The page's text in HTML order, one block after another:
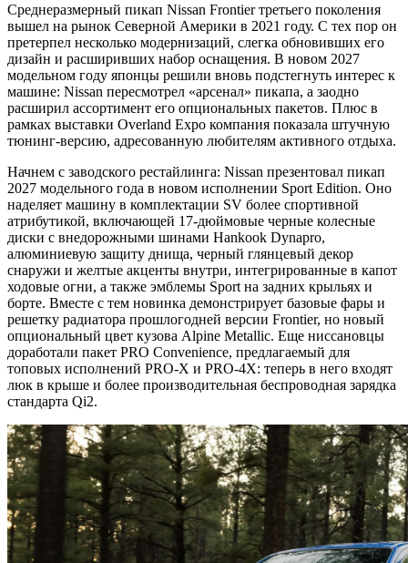
Среднеразмерный пикап Nissan Frontier третьего поколения
вышел на рынок Северной Америки в 2021 году. С тех пор он
претерпел несколько модернизаций, слегка обновивших его
дизайн и расширивших набор оснащения. В новом 2027
модельном году японцы решили вновь подстегнуть интерес к
машине: Nissan пересмотрел «арсенал» пикапа, а заодно
расширил ассортимент его опциональных пакетов. Плюс в
рамках выставки Overland Expo компания показала штучную
тюнинг-версию, адресованную любителям активного отдыха.
Начнем с заводского рестайлинга: Nissan презентовал пикап
2027 модельного года в новом исполнении Sport Edition. Оно
наделяет машину в комплектации SV более спортивной
атрибутикой, включающей 17-дюймовые черные колесные
диски с внедорожными шинами Hankook Dynapro,
алюминиевую защиту днища, черный глянцевый декор
снаружи и желтые акценты внутри, интегрированные в капот
ходовые огни, а также эмблемы Sport на задних крыльях и
борте. Вместе с тем новинка демонстрирует базовые фары и
решетку радиатора прошлогодней версии Frontier, но новый
опциональный цвет кузова Alpine Metallic. Еще ниссановцы
доработали пакет PRO Convenience, предлагаемый для
топовых исполнений PRO-X и PRO-4X: теперь в него входят
люк в крыше и более производительная беспроводная зарядка
стандарта Qi2.